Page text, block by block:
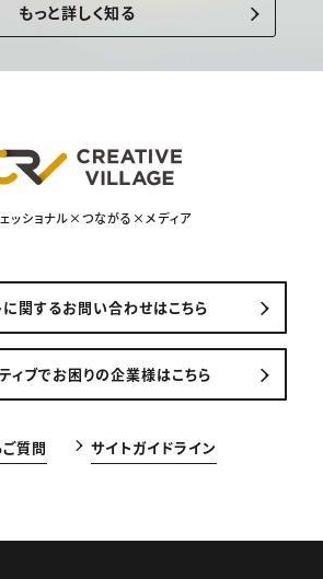
もっと詳しく知る
ッショナル×つながる×メディア
に関するお問い合わせはこちら
ィブでお困りの企業様はこちら
質問 サイトガイドライン